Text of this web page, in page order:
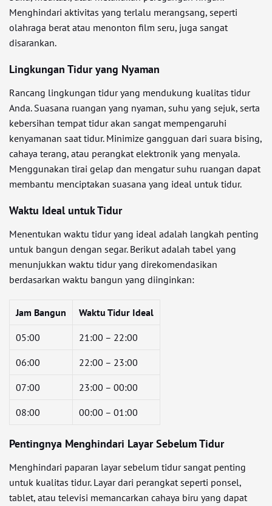
Menghindari aktivitas yang terlalu merangsang, seperti
olahraga berat atau menonton film seru, juga sangat
disarankan.
Lingkungan Tidur yang Nyaman
Rancang lingkungan tidur yang mendukung kualitas tidur
Anda. Suasana ruangan yang nyaman, suhu yang sejuk, serta
kebersihan tempat tidur akan sangat mempengaruhi
kenyamanan saat tidur. Minimize gangguan dari suara bising,
cahaya terang, atau perangkat elektronik yang menyala.
Menggunakan tirai gelap dan mengatur suhu ruangan dapat
membantu menciptakan suasana yang ideal untuk tidur.
Waktu Ideal untuk Tidur
Menentukan waktu tidur yang ideal adalah langkah penting
untuk bangun dengan segar. Berikut adalah tabel yang
menunjukkan waktu tidur yang direkomendasikan
berdasarkan waktu bangun yang diinginkan:
Jam Bangun Waktu Tidur Ideal
05:00 21:00 – 22:00
06:00 22:00 – 23:00
07:00 23:00 – 00:00
08:00 00:00 – 01:00
Pentingnya Menghindari Layar Sebelum Tidur
Menghindari paparan layar sebelum tidur sangat penting
untuk kualitas tidur. Layar dari perangkat seperti ponsel,
tablet, atau televisi memancarkan cahaya biru yang dapat